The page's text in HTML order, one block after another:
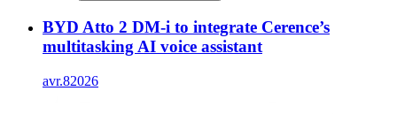
BYD Atto 2 DM-i to integrate Cerence’s
multitasking AI voice assistant
avr.82026